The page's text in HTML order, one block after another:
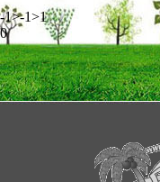
-1>-1>1
0